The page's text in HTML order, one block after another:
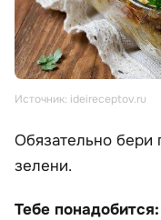
Источник: ideireceptov.ru
Обязательно бери
зелени.
Тебе понадобится: